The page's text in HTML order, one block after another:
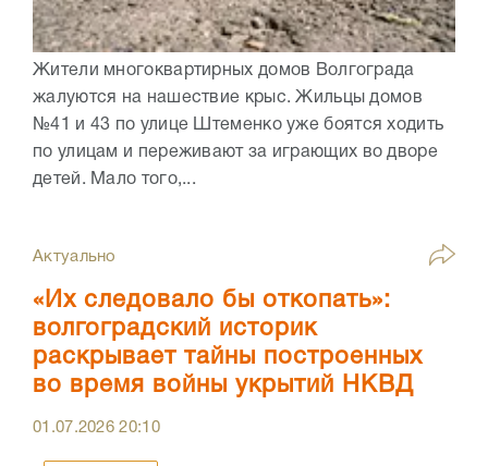
Жители многоквартирных домов Волгограда
жалуются на нашествие крыс. Жильцы домов
№41 и 43 по улице Штеменко уже боятся ходить
по улицам и переживают за играющих во дворе
детей. Мало того,...
Актуально
«Их следовало бы откопать»:
волгоградский историк
раскрывает тайны построенных
во время войны укрытий НКВД
01.07.202620:10